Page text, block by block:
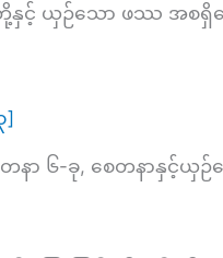
တို့နှင့် ယှဉ်သော ဖဿ အစရှိသ
]
တနာ ၆-ခု, စေတနာနှင့်ယှ